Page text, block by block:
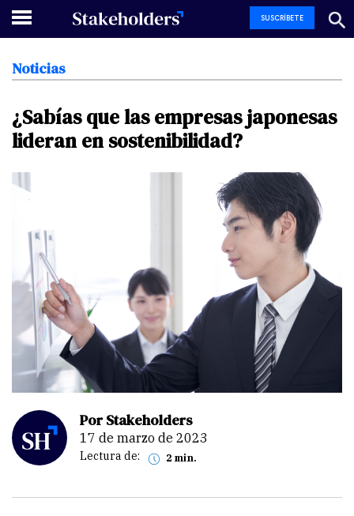
SUSCRÍBETE
Noticias
¿Sabías quelas empresasjaponesas
lideran en sostenibilidad?
Por Stakeholders
17 de marzo de 2023
Lectura de: 2 min.